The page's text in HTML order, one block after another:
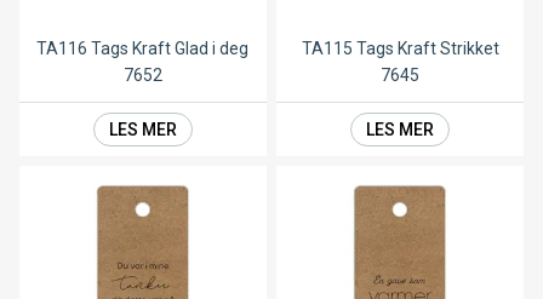
TA116 Tags Kraft Glad i deg
7652
LES MER
TA115 Tags Kraft Strikket
7645
LES MER